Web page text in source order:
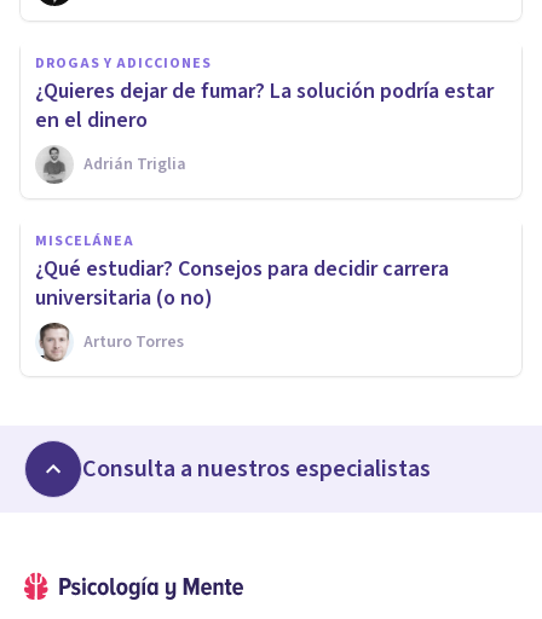
DROGAS Y ADICCIONES
¿Quieres dejar de fumar? La solución podría estar
en el dinero
Adrián Triglia
MISCELÁNEA
¿Qué estudiar? Consejos para decidir carrera
universitaria (o no)
Arturo Torres
Consulta a nuestros especialistas